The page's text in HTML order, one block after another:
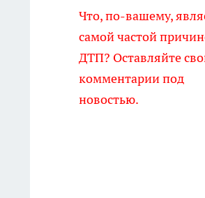
Что, по-вашему,
самой частой
ДТП? Оставляйте
комментарии под
новостью.